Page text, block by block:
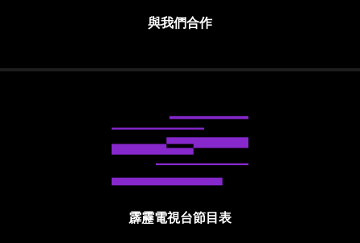
與我們合作
霹靂電視台節目表